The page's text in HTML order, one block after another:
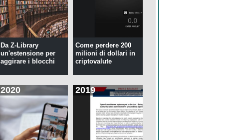
Da Z-Library
un'estensione per
aggirare i blocchi
Come perdere 200
milioni di dollari in
criptovalute
2020 2019